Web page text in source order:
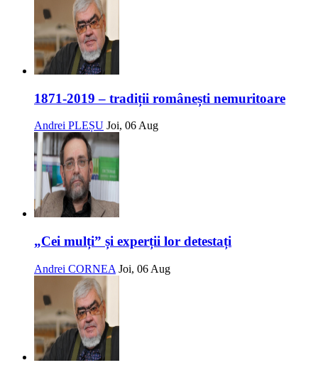
1871-2019 – tradiții românești nemuritoare
Andrei PLEȘU Joi, 06 Aug
„Cei mulți” și experții lor detestați
Andrei CORNEA Joi, 06 Aug